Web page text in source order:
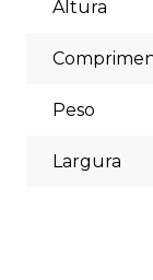
escolher a
Altura
Peso
Largura